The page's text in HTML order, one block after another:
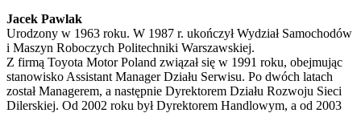
Jacek Pawlak
Urodzony w 1963 roku. W 1987 r. ukończył Wydział Samochodów
i Maszyn Roboczych Politechniki Warszawskiej.
Z firmą Toyota Motor Poland związał się w 1991 roku, obejmując
stanowisko Assistant Manager Działu Serwisu. Po dwóch latach
został Managerem, a następnie Dyrektorem Działu Rozwoju Sieci
Dilerskiej. Od 2002 roku był Dyrektorem Handlowym, a od 2003